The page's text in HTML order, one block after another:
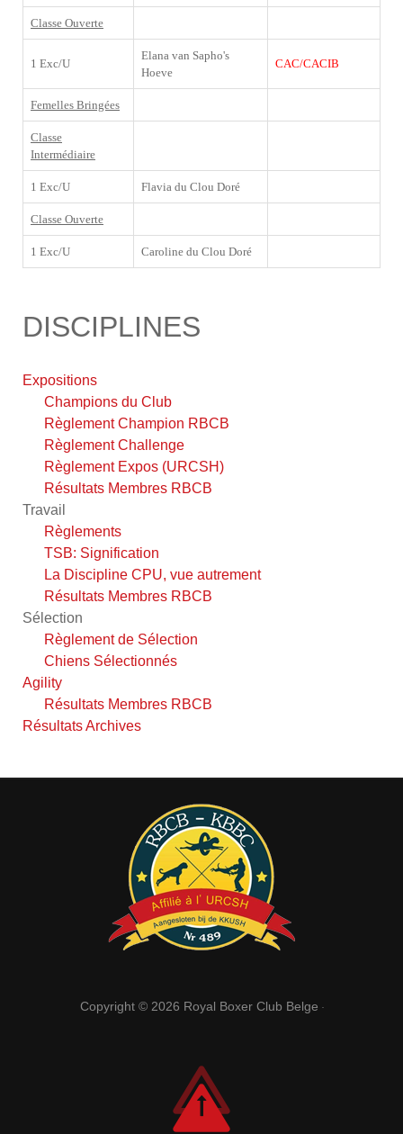
Classe Ouverte
1 Exc/U
Elana van Sapho's
Hoeve
CAC/CACIB
Femelles Bringées
Classe
Intermédiaire
1 Exc/U Flavia du Clou Doré
Classe Ouverte
1 Exc/U Caroline du Clou Doré
DISCIPLINES
Expositions
Champions du Club
Règlement Champion RBCB
Règlement Challenge
Règlement Expos (URCSH)
Résultats Membres RBCB
Travail
Règlements
TSB: Signification
La Discipline CPU, vue autrement
Résultats Membres RBCB
Sélection
Règlement de Sélection
Chiens Sélectionnés
Agility
Résultats Membres RBCB
Résultats Archives
Copyright © 2026 Royal Boxer Club Belge